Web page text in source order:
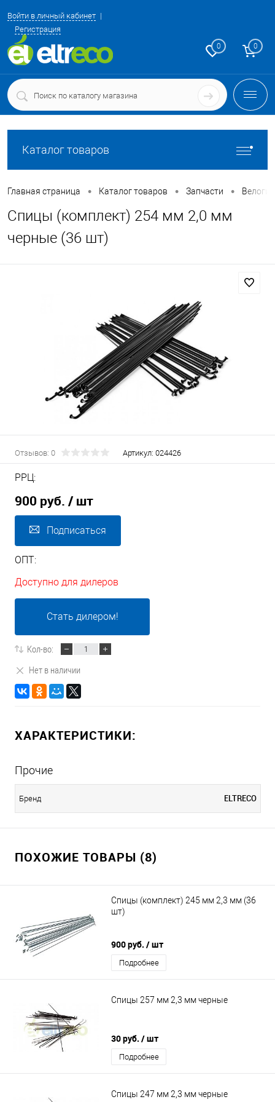
Войти в личный кабинет
Регистрация
0 0
Каталог товаров
Главная страница • Каталог товаров • Запчасти •
Спицы (комплект) 254 мм 2,0 мм
черные (36 шт)
Отзывов: 0 Артикул: 024426
РРЦ:
900 руб. / шт
Подписаться
ОПТ:
Доступно для дилеров
Стать дилером!
Кол-во:
Нет в наличии
ХАРАКТЕРИСТИКИ:
Прочие
Бренд ELTRECO
ПОХОЖИЕ ТОВАРЫ (8)
Спицы (комплект) 245 мм 2,3 мм (36
шт)
900 руб. / шт
Подробнее
Спицы 257 мм 2,3 мм черные
30 руб. / шт
Подробнее
Спицы 247 мм 2,3 мм черные